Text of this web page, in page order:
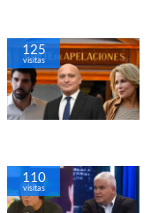
125
visitas
110
visitas